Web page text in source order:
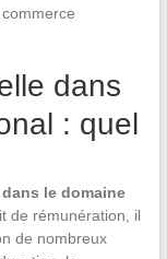
dans
: quel
le domaine
de rémunération, il
de nombreux